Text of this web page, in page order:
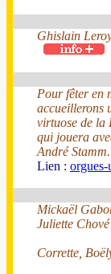
Ghislain
Pour fêter en
accueillerons
virtuose de la
qui jouera
André Stamm.
Lien :
Mickaël
Juliette
Corrette,